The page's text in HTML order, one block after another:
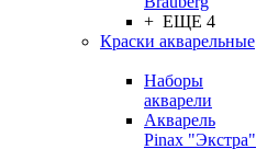
+ ЕЩЕ 4
Краски акварельные
Наборы
акварели
Акварель
Pinax "Экстра"